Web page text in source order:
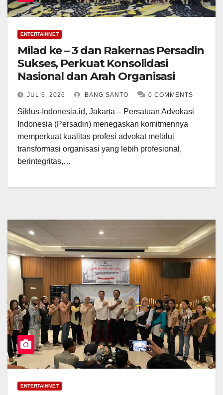
ENTERTAINMET
Milad ke – 3 dan Rakernas Persadin
Sukses, Perkuat Konsolidasi
Nasional dan Arah Organisasi
JUL 6, 2026 BANG SANTO 0 COMMENTS
Siklus-Indonesia.id, Jakarta – Persatuan Advokasi
Indonesia (Persadin) menegaskan komitmennya
memperkuat kualitas profesi advokat melalui
transformasi organisasi yang lebih profesional,
berintegritas,…
ENTERTAINMET